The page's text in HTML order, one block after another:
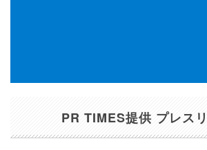
PR TIMES提供 プレス